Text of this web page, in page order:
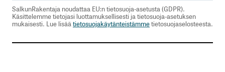
SalkunRakentaja noudattaa EU:n tietosuoja-asetusta (GDPR).
Käsittelemme tietojasi luottamuksellisesti ja tietosuoja-asetuksen
mukaisesti. Lue lisäätietosuojakäytänteistämmetietosuojaselosteesta.